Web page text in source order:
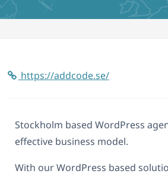
https://addcode.se/
Stockholm based WordPress
effective business model.
With our WordPress based